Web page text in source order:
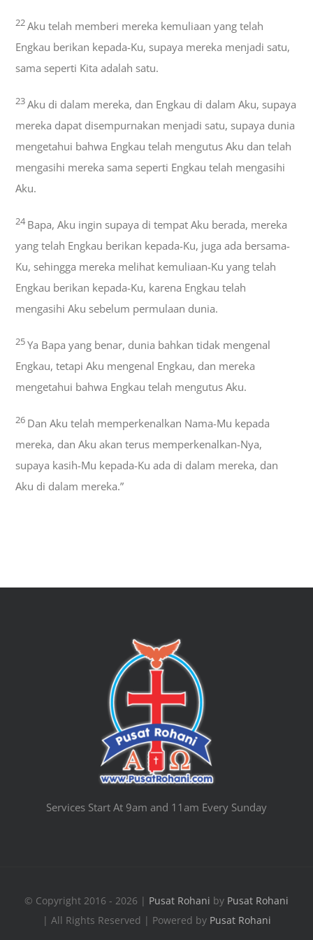
22Aku telah memberi mereka kemuliaan yang telah
Engkau berikan kepada-Ku, supaya mereka menjadi satu,
sama seperti Kita adalah satu.
23Aku di dalam mereka, dan Engkau di dalam Aku, supaya
mereka dapat disempurnakan menjadi satu, supaya dunia
mengetahui bahwa Engkau telah mengutus Aku dan telah
mengasihi mereka sama seperti Engkau telah mengasihi
Aku.
24Bapa, Aku ingin supaya di tempat Aku berada, mereka
yang telah Engkau berikan kepada-Ku, juga ada bersama-
Ku, sehingga mereka melihat kemuliaan-Ku yang telah
Engkau berikan kepada-Ku, karena Engkau telah
mengasihi Aku sebelum permulaan dunia.
25Ya Bapa yang benar, dunia bahkan tidak mengenal
Engkau, tetapi Aku mengenal Engkau, dan mereka
mengetahui bahwa Engkau telah mengutus Aku.
26 Dan Aku telah memperkenalkan Nama-Mu kepada
mereka, dan Aku akan terus memperkenalkan-Nya,
supaya kasih-Mu kepada-Ku ada di dalam mereka, dan
Aku di dalam mereka.”
Services Start At 9am and 11am Every Sunday
© Copyright 2016 - 2026 | Pusat Rohani by Pusat Rohani
| All Rights Reserved | Powered by Pusat Rohani